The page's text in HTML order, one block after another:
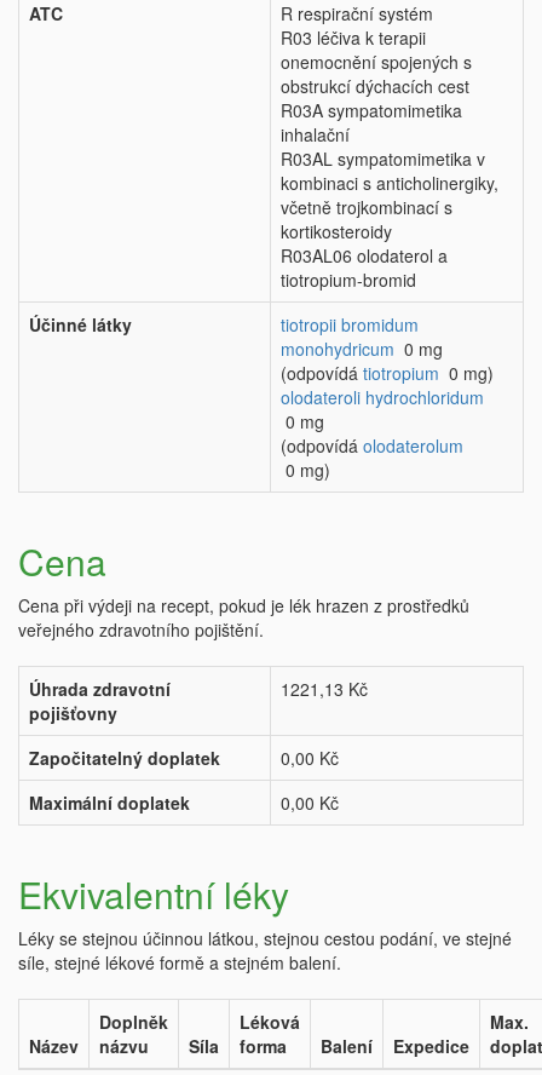
ATC
R respirační systém
R03 léčiva k terapii
onemocnění spojených s
obstrukcí dýchacích cest
R03A sympatomimetika
inhalační
R03AL sympatomimetika v
kombinaci s anticholinergiky,
včetně trojkombinací s
kortikosteroidy
R03AL06 olodaterol a
tiotropium-bromid
Účinné látky
tiotropii bromidum
monohydricum 0 mg
(odpovídá tiotropium 0 mg)
olodateroli hydrochloridum
0 mg
(odpovídá olodaterolum
0 mg)
Cena
Cena při výdeji na recept, pokud je lék hrazen z prostředků
veřejného zdravotního pojištění.
Úhrada zdravotní
pojišťovny
1221,13 Kč
Započitatelný doplatek
0,00 Kč
Maximální doplatek
0,00 Kč
Ekvivalentní léky
Léky se stejnou účinnou látkou, stejnou cestou podání, ve stejné
síle, stejné lékové formě a stejném balení.
Název
Doplněk
názvu
Síla
Léková
forma
Balení Expedice
Max.